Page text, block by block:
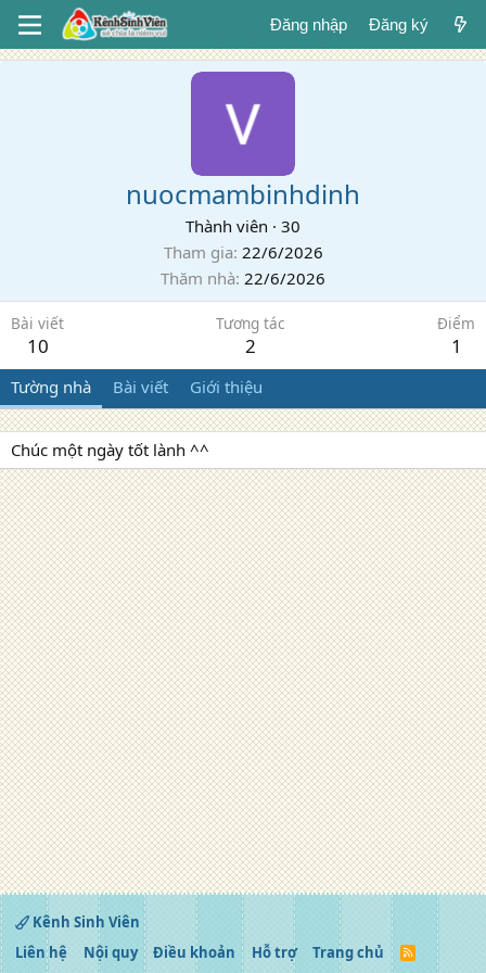
Đăng nhập Đăng ký
nuocmambinhdinh
Thành viên · 30
Tham gia 22/6/2026
Thăm nhà 22/6/2026
Bài viết
10
Tương tác
2
Điểm
1
Tường nhà Bài viết Giới thiệu
Chúc một ngày tốt lành ^^
Kênh Sinh Viên
Liên hệ
Nội quy Điều khoản Hỗ trợ Trang chủ
R